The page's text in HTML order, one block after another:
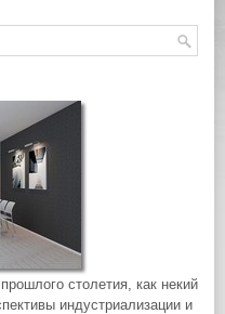
столетия, как некий
индустриализации и